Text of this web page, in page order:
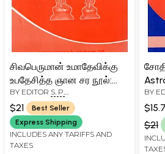
சிவபெருமான் உமாதேவிக்கு
உபதேசித்த ஞான சர நூல்:
Gnana Sara Book
Preached by Lord Shiva to
Umadevi (Tamil)
BY EDITOR S. P.
RAMACHANDRAN
$21
Best Seller
Express Shipping
INCLUDES ANY TARIFFS AND
TAXES
BY
$21